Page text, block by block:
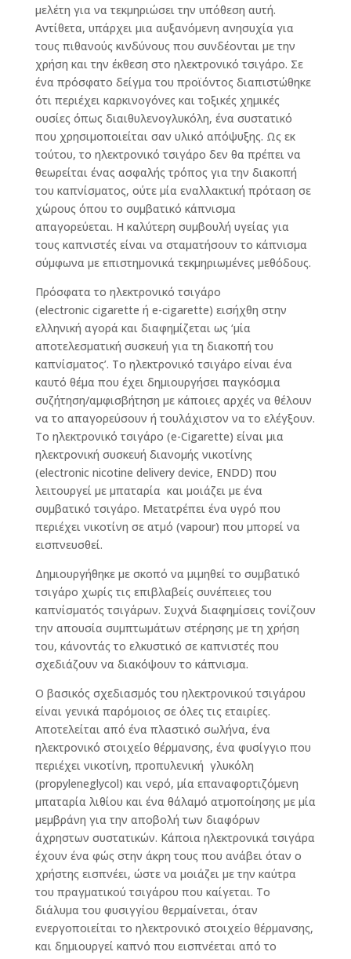
μελέτη για να τεκμηριώσει την υπόθεση αυτή.
Αντίθετα, υπάρχει μια αυξανόμενη ανησυχία για
τους πιθανούς κινδύνους που συνδέονται με την
χρήση και την έκθεση στο ηλεκτρονικό τσιγάρο. Σε
ένα πρόσφατο δείγμα του προϊόντος διαπιστώθηκε
ότι περιέχει καρκινογόνες και τοξικές χημικές
ουσίες όπως διαιθυλενογλυκόλη, ένα συστατικό
που χρησιμοποιείται σαν υλικό απόψυξης. Ως εκ
τούτου, το ηλεκτρονικό τσιγάρο δεν θα πρέπει να
θεωρείται ένας ασφαλής τρόπος για την διακοπή
του καπνίσματος, ούτε μία εναλλακτική πρόταση σε
χώρους όπου το συμβατικό κάπνισμα
απαγορεύεται. Η καλύτερη συμβουλή υγείας για
τους καπνιστές είναι να σταματήσουν το κάπνισμα
σύμφωνα με επιστημονικά τεκμηριωμένες μεθόδους.
Πρόσφατα το ηλεκτρονικό τσιγάρο
(electronic cigarette ή e-cigarette) εισήχθη στην
ελληνική αγορά και διαφημίζεται ως ‘μία
αποτελεσματική συσκευή για τη διακοπή του
καπνίσματος’. Το ηλεκτρονικό τσιγάρο είναι ένα
καυτό θέμα που έχει δημιουργήσει παγκόσμια
συζήτηση/αμφισβήτηση με κάποιες αρχές να θέλουν
να το απαγορεύσουν ή τουλάχιστον να το ελέγξουν.
Το ηλεκτρονικό τσιγάρο (e-Cigarette) είναι μια
ηλεκτρονική συσκευή διανομής νικοτίνης
(electronic nicotine delivery device, ENDD) που
λειτουργεί με μπαταρία και μοιάζει με ένα
συμβατικό τσιγάρο. Μετατρέπει ένα υγρό που
περιέχει νικοτίνη σε ατμό (vapour) που μπορεί να
εισπνευσθεί.
Δημιουργήθηκε με σκοπό να μιμηθεί το συμβατικό
τσιγάρο χωρίς τις επιβλαβείς συνέπειες του
καπνίσματός τσιγάρων. Συχνά διαφημίσεις τονίζουν
την απουσία συμπτωμάτων στέρησης με τη χρήση
του, κάνοντάς το ελκυστικό σε καπνιστές που
σχεδιάζουν να διακόψουν το κάπνισμα.
Ο βασικός σχεδιασμός του ηλεκτρονικoύ τσιγάρου
είναι γενικά παρόμοιος σε όλες τις εταιρίες.
Αποτελείται από ένα πλαστικό σωλήνα, ένα
ηλεκτρονικό στοιχείο θέρμανσης, ένα φυσίγγιο που
περιέχει νικοτίνη, προπυλενική γλυκόλη
(propyleneglycol) και νερό, μία επαναφορτιζόμενη
μπαταρία λιθίου και ένα θάλαμό ατμοποίησης με μία
μεμβράνη για την αποβολή των διαφόρων
άχρηστων συστατικών. Κάποια ηλεκτρονικά τσιγάρα
έχουν ένα φώς στην άκρη τους που ανάβει όταν ο
χρήστης εισπνέει, ώστε να μοιάζει με την καύτρα
του πραγματικού τσιγάρου που καίγεται. Το
διάλυμα του φυσιγγίου θερμαίνεται, όταν
ενεργοποιείται το ηλεκτρονικό στοιχείο θέρμανσης,
και δημιουργεί καπνό που εισπνέεται από το